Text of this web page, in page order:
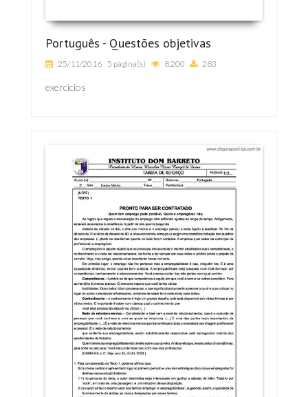
Português - Questões objetivas
25/11/2016 5 página(s) 8.200 283
exercicios